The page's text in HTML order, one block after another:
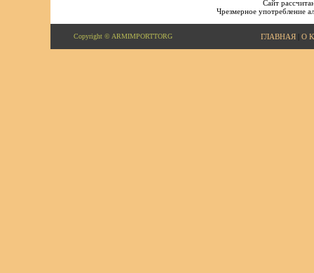
Сайт
Чрезмерное употребление
Copyright © ARMIMPORTTORG ГЛАВНАЯ| О